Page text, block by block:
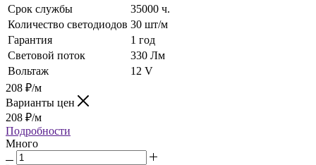
Срок службы
35000 ч.
Количество светодиодов 30 шт/м
Гарантия
1 год
Световой поток
330 Лм
Вольтаж
12 V
208 ₽/м
Варианты цен
208 ₽/м
Подробности
Много